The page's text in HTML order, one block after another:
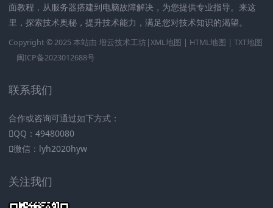
面教程，从服务器搭建到电脑故障解决，为您提供专业指导。来这
里，探索技术奥秘，提升技术能力，满足您对技术知识的渴望。
Copyright © 2025 本站由 增云技术工坊|XML地图 | HTML地图 | TXT地图
闽ICP备2023012688号
联系我们
合作或咨询可通过如下方式：
QQ：49480080
微信：lyh2020hyw
关注我们